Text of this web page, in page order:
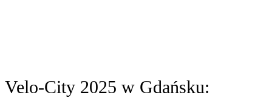
Velo-City 2025 w Gdańsku: